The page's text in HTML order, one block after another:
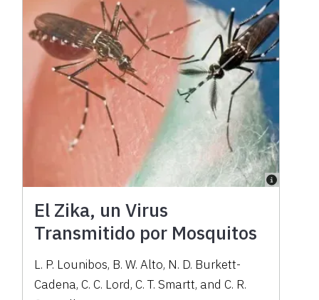
El Zika, un Virus
Transmitido por Mosquitos
L. P. Lounibos, B. W. Alto, N. D. Burkett-
Cadena, C. C. Lord, C. T. Smartt, and C. R.